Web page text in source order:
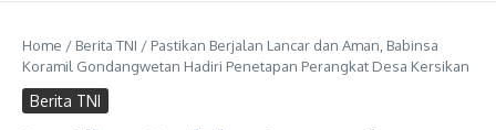
Home / Berita TNI / Pastikan Berjalan Lancar dan Aman, Babinsa
Koramil Gondangwetan Hadiri Penetapan Perangkat Desa Kersikan
Berita TNI